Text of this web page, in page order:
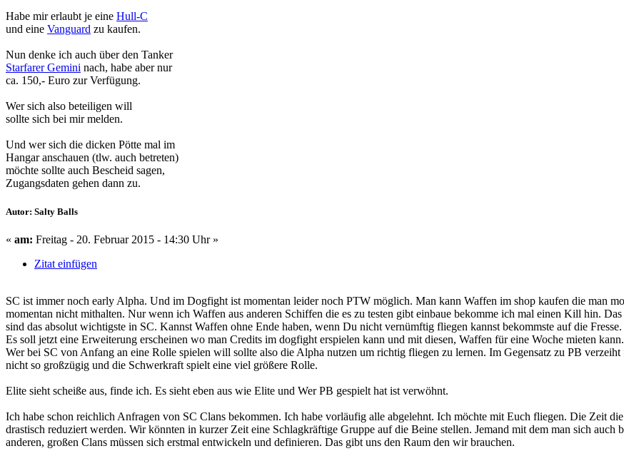
Habe mir erlaubt je eine Hull-C
und eine Vanguard zu kaufen.
Nun denke ich auch über den Tanker
Starfarer Gemini nach, habe aber nur
ca. 150,- Euro zur Verfügung.
Wer sich also beteiligen will
sollte sich bei mir melden.
Und wer sich die dicken Pötte mal im
Hangar anschauen (tlw. auch betreten)
möchte sollte auch Bescheid sagen,
Zugangsdaten gehen dann zu.
Autor: Salty Balls
« am: Freitag - 20. Februar 2015 - 14:30 Uhr »
Zitat einfügen
SC ist immer noch early Alpha. Und im Dogfight ist momentan leider noch PTW möglich. Man kann Waffen im shop kaufen die man
momentan nicht mithalten. Nur wenn ich Waffen aus anderen Schiffen die es zu testen gibt einbaue bekomme ich mal einen Kill hin.
sind das absolut wichtigste in SC. Kannst Waffen ohne Ende haben, wenn Du nicht vernümftig fliegen kannst bekommste auf die Fresse.
Es soll jetzt eine Erweiterung erscheinen wo man Credits im dogfight erspielen kann und mit diesen, Waffen für eine Woche mieten
Wer bei SC von Anfang an eine Rolle spielen will sollte also die Alpha nutzen um richtig fliegen zu lernen. Im Gegensatz zu PB
nicht so großzügig und die Schwerkraft spielt eine viel größere Rolle.
Elite sieht scheiße aus, finde ich. Es sieht eben aus wie Elite und Wer PB gespielt hat ist verwöhnt.
Ich habe schon reichlich Anfragen von SC Clans bekommen. Ich habe vorläufig alle abgelehnt. Ich möchte mit Euch fliegen. Die Zeit
drastisch reduziert werden. Wir könnten in kurzer Zeit eine Schlagkräftige Gruppe auf die Beine stellen. Jemand mit dem man sich auch
anderen, großen Clans müssen sich erstmal entwickeln und definieren. Das gibt uns den Raum den wir brauchen.